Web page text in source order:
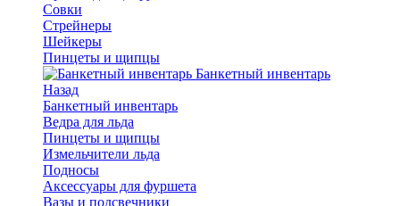
Совки
Стрейнеры
Шейкеры
Пинцеты и щипцы
Банкетный инвентарь
Назад
Банкетный инвентарь
Ведра для льда
Пинцеты и щипцы
Измельчители льда
Подносы
Аксессуары для фуршета
Вазы и подсвечники